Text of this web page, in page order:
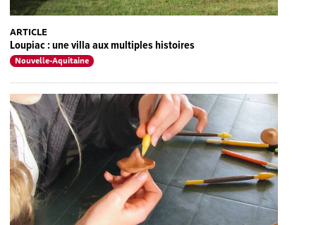
ARTICLE
Loupiac : une villa aux multiples histoires
Nouvelle-Aquitaine